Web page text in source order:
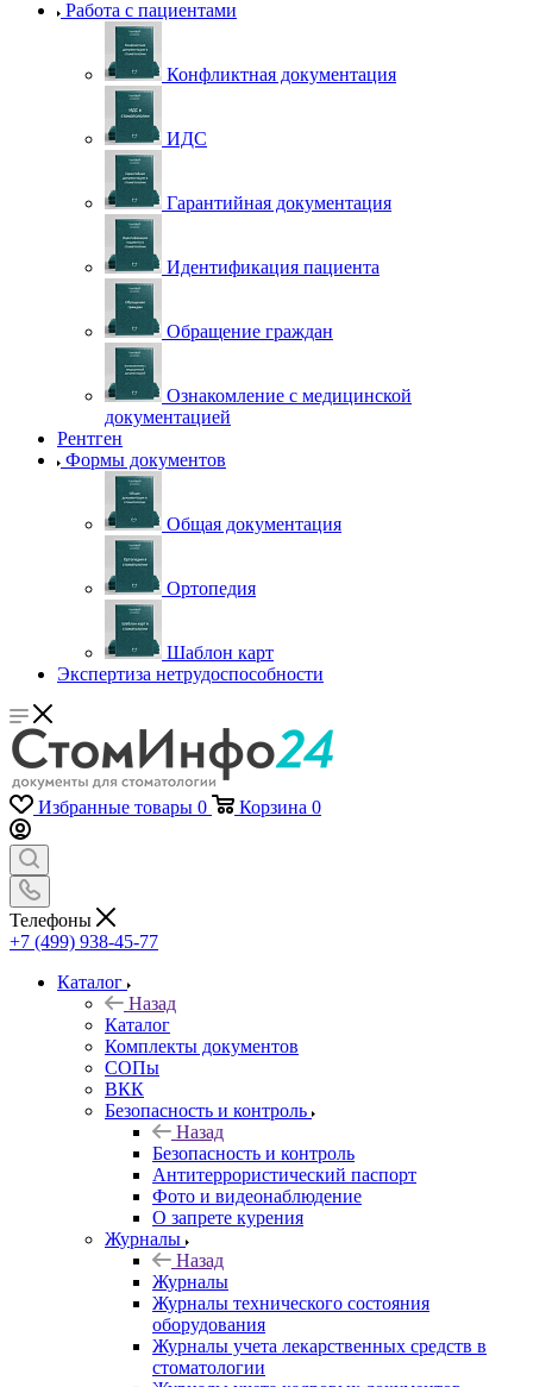
Работа с пациентами
Конфликтная документация
ИДС
Гарантийная документация
Идентификация пациента
Обращение граждан
Ознакомление с медицинской
документацией
Рентген
Формы документов
Общая документация
Ортопедия
Шаблон карт
Экспертиза нетрудоспособности
Избранные товары 0 Корзина 0
Телефоны
+7 (499) 938-45-77
Каталог
Назад
Каталог
Комплекты документов
СОПы
ВКК
Безопасность и контроль
Назад
Безопасность и контроль
Антитеррористический паспорт
Фото и видеонаблюдение
О запрете курения
Журналы
Назад
Журналы
Журналы технического состояния
оборудования
Журналы учета лекарственных средств в
стоматологии